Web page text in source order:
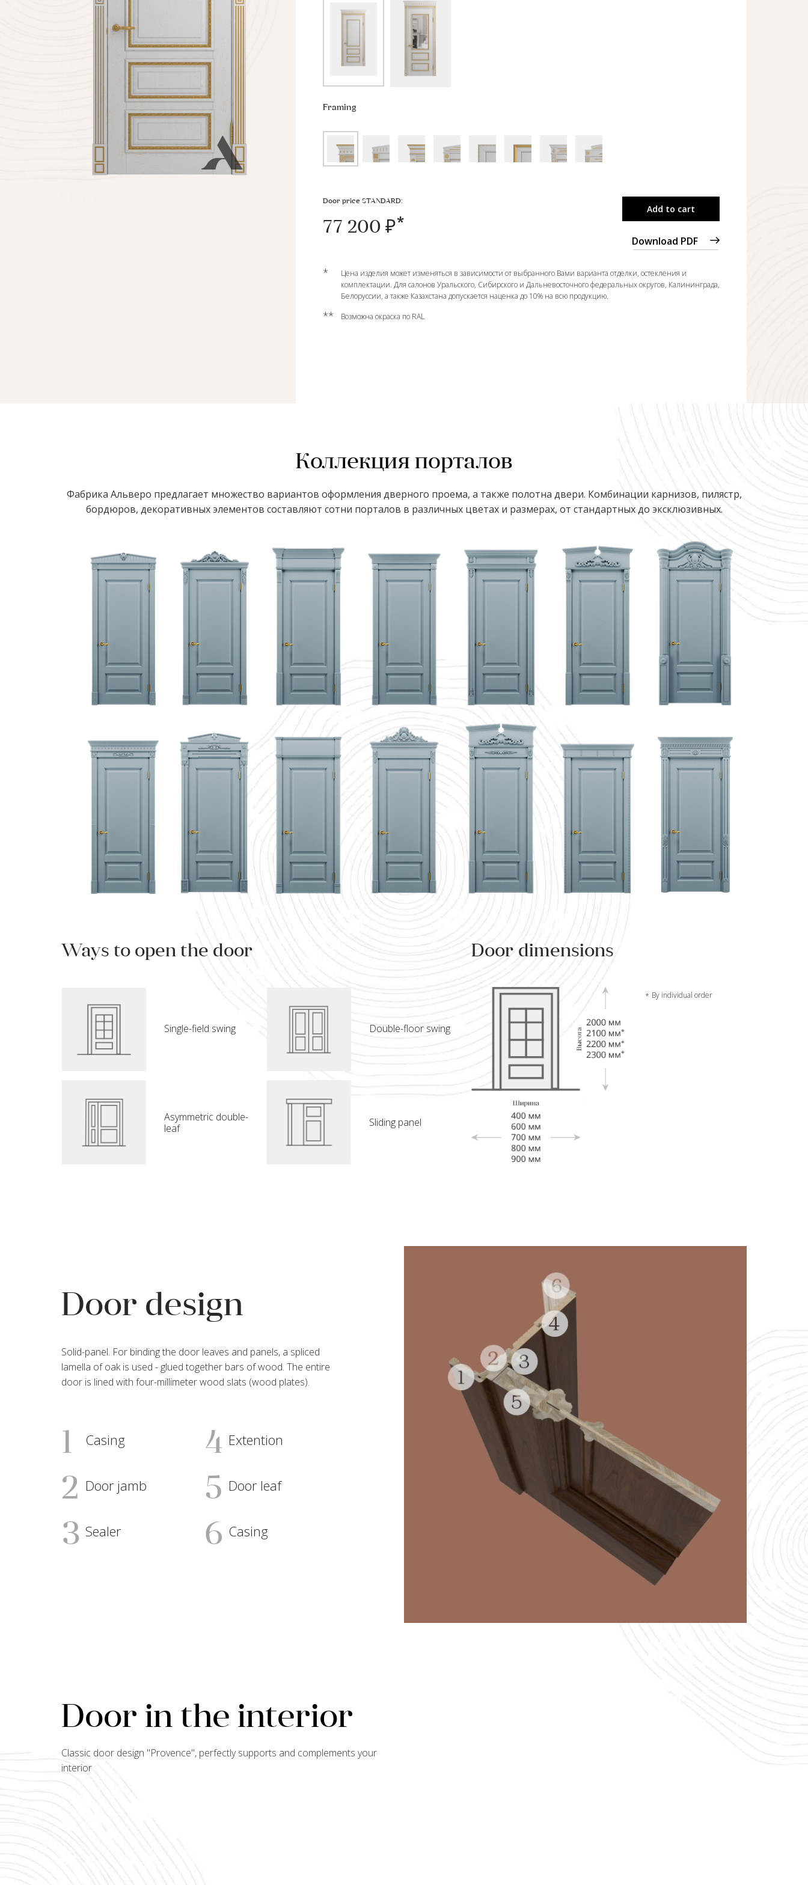
Framing
Add to cart
Download PDF
Door price STANDARD:
77 200 ₽
*
Цена изделия может изменяться в зависимости от выбранного Вами варианта отделки, остекления и
комплектации. Для салонов Уральского, Сибирского и Дальневосточного федеральных округов, Калининграда,
Белоруссии, а также Казахстана допускается наценка до 10% на всю продукцию.
** Возможна окраска по RAL
Коллекция порталов
Фабрика Альверо предлагает множество вариантов оформления дверного проема, а также полотна двери. Комбинации карнизов, пилястр,
бордюров, декоративных элементов составляют сотни порталов в различных цветах и размерах, от стандартных до эксклюзивных.
Ways to open the door
Single-field swing Double-floor swing
Asymmetric double-
leaf
Sliding panel
Door dimensions
By individual order
Door design
Solid-panel. For binding the door leaves and panels, a spliced
lamella of oak is used - glued together bars of wood. The entire
door is lined with four-millimeter wood slats (wood plates).
1 Casing 4 Extention
2 Door jamb 5 Door leaf
3 Sealer 6 Casing
Door in the interior
Classic door design "Provence", perfectly supports and complements your
interior